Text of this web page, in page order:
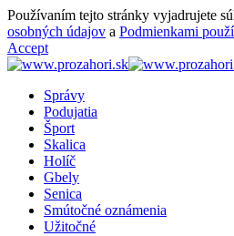
Používaním tejto stránky vyjadrujete
osobných údajov a Podmienkami
Accept
Správy
Podujatia
Šport
Skalica
Holíč
Gbely
Senica
Smútočné oznámenia
Užitočné